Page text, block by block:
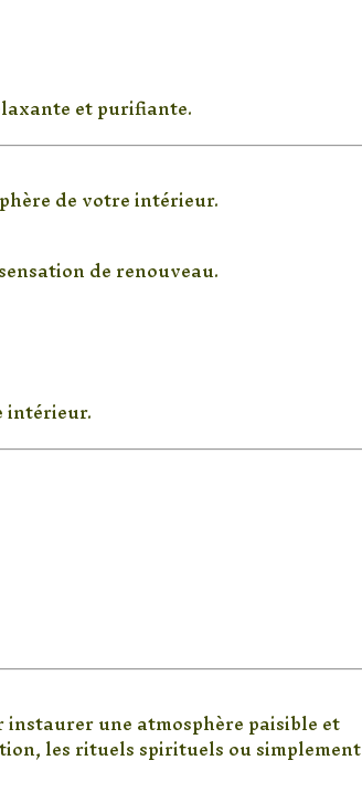
et purifiante.
de votre intérieur.
de renouveau.
intérieur.
une atmosphère paisible et
les rituels spirituels ou simplement